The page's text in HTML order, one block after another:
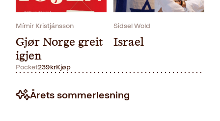
Mímir Kristjánsson
Gjør Norge greit
igjen
Pocket239krKjøp
Sidsel Wold
Israel
Årets sommerlesning